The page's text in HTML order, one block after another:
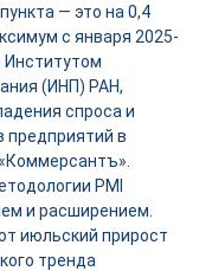
— это на 0,4
с января 2025-
Институтом
(ИНП) РАН,
спроса и
предприятий в
PMI
и расширением.
июльский прирост
тренда